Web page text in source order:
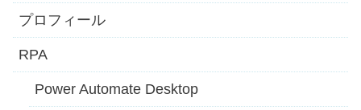
プロフィール
RPA
Power Automate Desktop